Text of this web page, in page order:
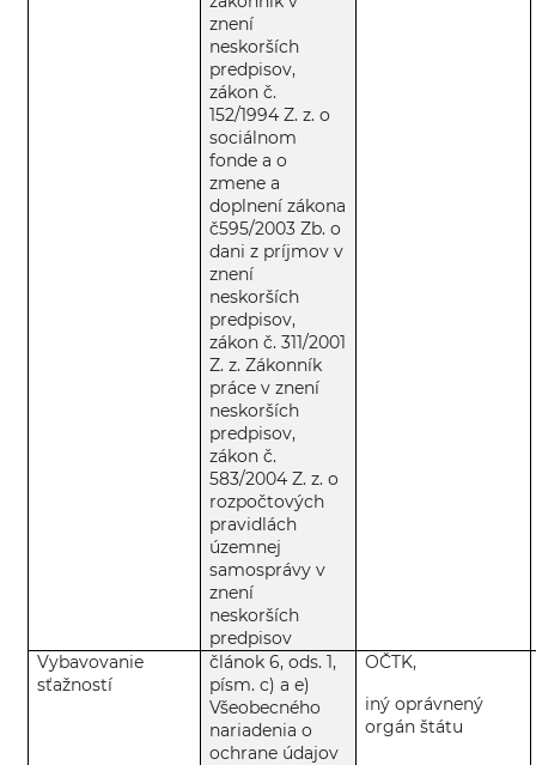
znení
neskorších
predpisov,
zákon č.
152/1994 Z. z. o
sociálnom
fonde a o
zmene a
doplnení zákona
č595/2003 Zb. o
dani z príjmov v
znení
neskorších
predpisov,
zákon č. 311/2001
Z. z. Zákonník
práce v znení
neskorších
predpisov,
zákon č.
583/2004 Z. z. o
rozpočtových
pravidlách
územnej
samosprávy v
znení
neskorších
predpisov
Vybavovanie
sťažností
článok 6, ods. 1,
písm. c) a e)
Všeobecného
nariadenia o
ochrane údajov
OČTK,
iný oprávnený
orgán štátu